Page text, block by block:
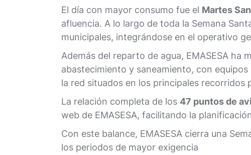
El día con mayor consumo fue el Martes
afluencia. A lo largo de toda la Semana
municipales, integrándose en el operativo
Además del reparto de agua, EMASESA
abastecimiento y saneamiento, con
la red situados en los principales recorridos
La relación completa de los 47 puntos de
web de EMASESA, facilitando la
Con este balance, EMASESA cierra una
los periodos de mayor exigencia